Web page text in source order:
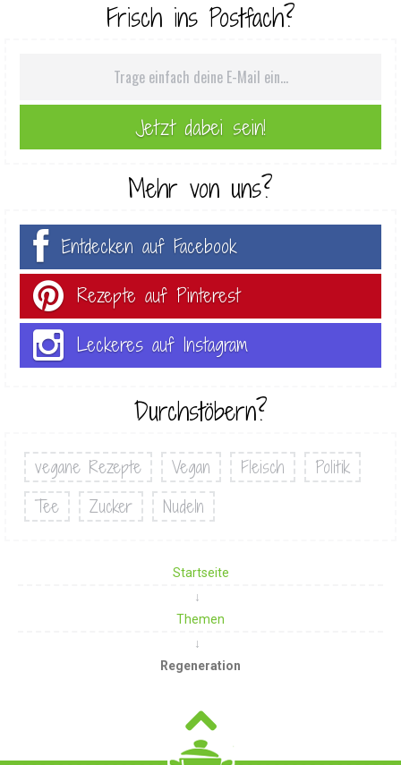
Frisch ins Postfach?
Mehr von uns?
Entdecken auf Facebook
Rezepte auf Pinterest
Leckeres auf Instagram
Durchstöbern?
vegane Rezepte Vegan Fleisch
Politik
Tee
Zucker Nudeln
Startseite
Themen
Regeneration